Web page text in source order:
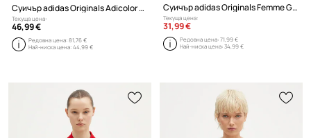
Суичър adidas Originals Adicolor Classics SST
Текуща цена:
46,99 €
Редовна цена:81,76 €
Най-ниска цена:44,99 €
Суичър adidas Originals Femme Galore Short Fulzip Hoodie
Текуща цена:
31,99 €
Редовна цена:71,99 €
Най-ниска цена:34,99 €